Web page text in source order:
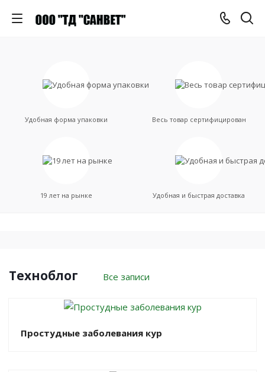
Удобная форма упаковки Весь товар сертифицирован
19 лет на рынке Удобная и быстрая доставка
Техноблог Все записи
Простудные заболевания кур